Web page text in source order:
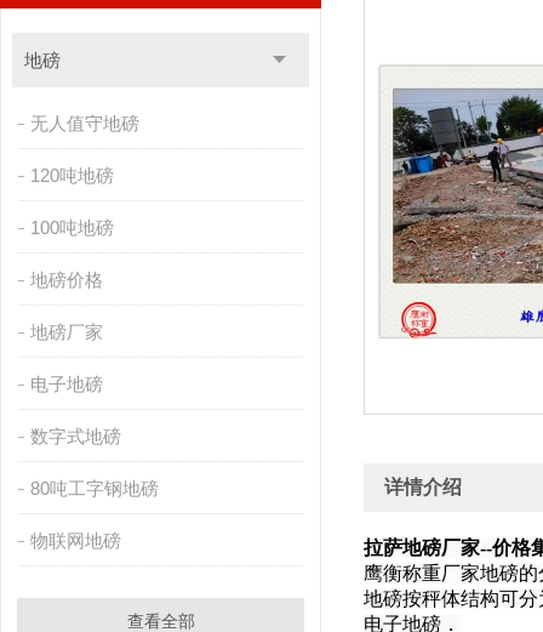
地磅
无人值守地磅
120吨地磅
100吨地磅
地磅价格
地磅厂家
电子地磅
数字式地磅
80吨工字钢地磅
物联网地磅
查看全部
详情介绍
拉萨地磅厂家--价格
鹰衡称重厂家地
地磅按秤体结构可分
电子地磅．